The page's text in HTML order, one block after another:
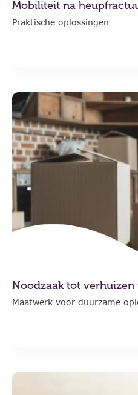
Mobiliteit na
Praktische oplossingen
Noodzaak tot
Maatwerk voor duurzame